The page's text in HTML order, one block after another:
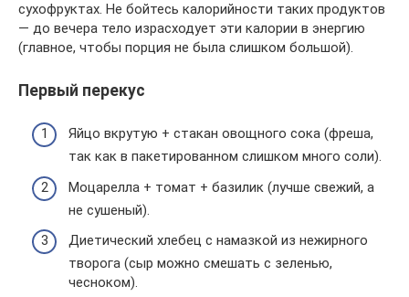
сухофруктах. Не бойтесь калорийности таких продуктов
— до вечера тело израсходует эти калории в энергию
(главное, чтобы порция не была слишком большой).
Первый перекус
Яйцо вкрутую + стакан овощного сока (фреша,
так как в пакетированном слишком много соли).
Моцарелла + томат + базилик (лучше свежий, а
не сушеный).
Диетический хлебец с намазкой из нежирного
творога (сыр можно смешать с зеленью,
чесноком).